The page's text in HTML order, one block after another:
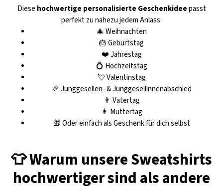
Diese hochwertige personalisierte Geschenkideepasst
perfekt zu nahezu jedem Anlass:
🎄 Weihnachten
🎂 Geburtstag
❤️ Jahrestag
💍 Hochzeitstag
💘 Valentinstag
🎉 Junggesellen- & Junggesellinnenabschied
👨 Vatertag
👩 Muttertag
🎁 Oder einfach als Geschenk für dich selbst
👕 Warum unsere Sweatshirts
hochwertiger sind als andere